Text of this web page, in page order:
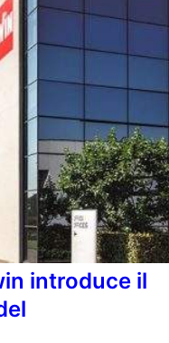
introduce il